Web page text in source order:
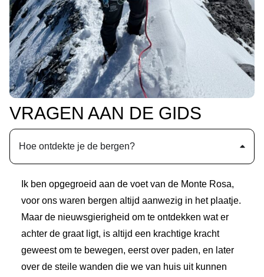
VRAGEN AAN DE GIDS
Hoe ontdekte je de bergen?
Ik ben opgegroeid aan de voet van de Monte Rosa,
voor ons waren bergen altijd aanwezig in het plaatje.
Maar de nieuwsgierigheid om te ontdekken wat er
achter de graat ligt, is altijd een krachtige kracht
geweest om te bewegen, eerst over paden, en later
over de steile wanden die we van huis uit kunnen